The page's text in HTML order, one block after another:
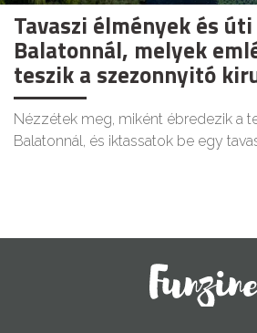
Tavaszi élmények és
Balatonnál, melyek
teszik a szezonnyitó
Nézzétek meg, miként ébredezik a
Balatonnál, és iktassatok be egy